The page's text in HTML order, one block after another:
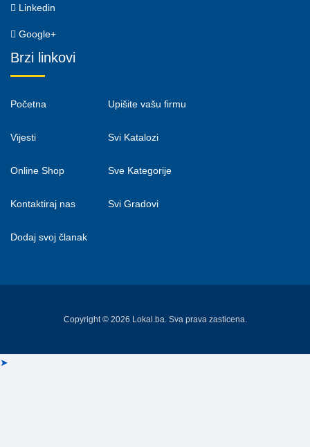
Linkedin
Google+
Brzi linkovi
Početna
Vijesti
Online Shop
Kontaktiraj nas
Dodaj svoj članak
Upišite vašu firmu
Svi Katalozi
Sve Kategorije
Svi Gradovi
Copyright © 2026 Lokal.ba. Sva prava zasticena.
➤